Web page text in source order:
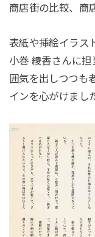
商店街の比較、商
表紙や挿絵イラス
小巻 綾香さんに
囲気を出しつつも
インを心がけまし